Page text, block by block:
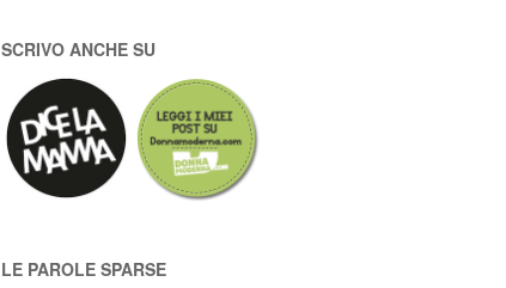
SCRIVO ANCHE SU
LE PAROLE SPARSE